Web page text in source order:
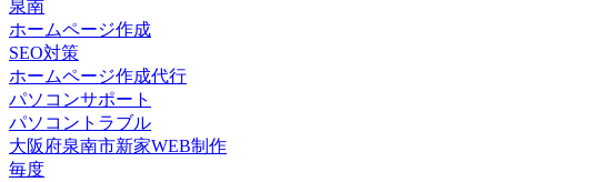
泉南
ホームページ作成
SEO対策
ホームページ作成代行
パソコンサポート
パソコントラブル
大阪府泉南市新家WEB制作
毎度